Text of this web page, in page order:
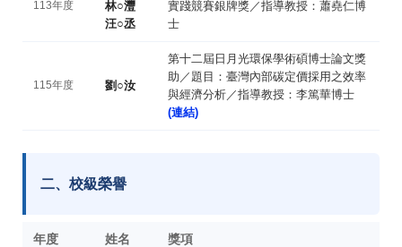
113年度
林○灃
汪○丞
實踐競賽銀牌獎／指導教授：蕭堯仁博
士
115年度 劉○汝
第十二屆日月光環保學術碩博士論文獎
助／題目：臺灣內部碳定價採用之效率
與經濟分析／指導教授：李篤華博士
(連結)
二、校級榮譽
年度 姓名 獎項